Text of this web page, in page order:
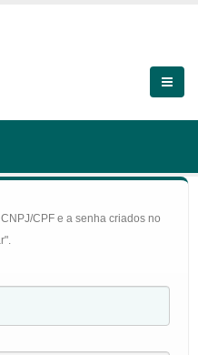
CPF e a senha criados no